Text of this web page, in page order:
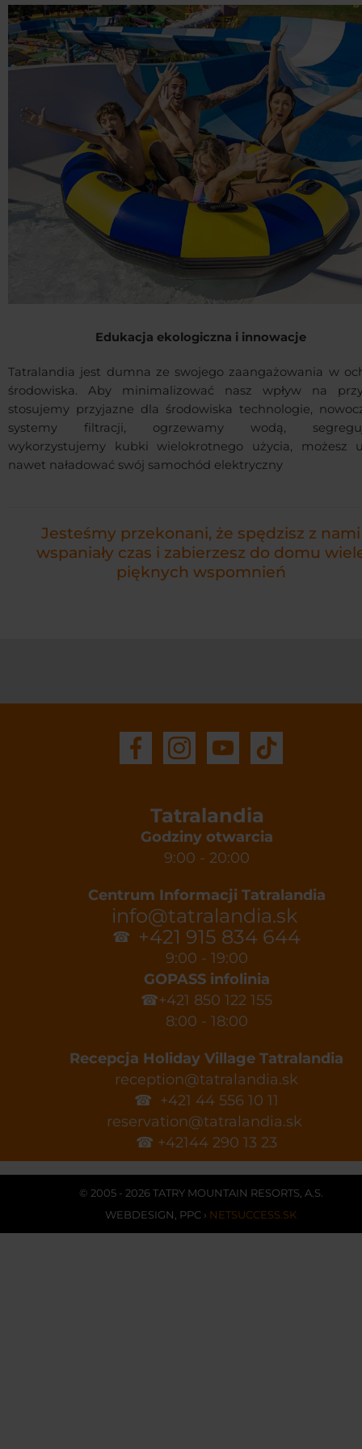
Edukacja ekologiczna i innowacje
Tatralandia jest dumna ze swojego zaangażowania w
środowiska. Aby minimalizować nasz wpływ na
stosujemy przyjazne dla środowiska technologie,
systemy filtracji, ogrzewamy wodą,
wykorzystujemy kubki wielokrotnego użycia, możesz
nawet naładować swój samochód elektryczny
Jesteśmy przekonani, że spędzisz z nami
wspaniały czas i zabierzesz do domu
pięknych wspomnień
Tatralandia
Godziny otwarcia
9:00 - 20:00
Centrum Informacji Tatralandia
info@tatralandia.sk
☎ +421 915 834 644
9:00 - 19:00
GOPASS infolinia
☎+421 850 122 155
8:00 - 18:00
Recepcja Holiday Village Tatralandia
reception@tatralandia.sk
☎ +421 44 556 10 11
reservation@tatralandia.sk
☎ +42144 290 13 23
© 2005 - 2026 TATRY MOUNTAIN RESORTS, A.S.
WEBDESIGN PPC › NETSUCCESS.SK